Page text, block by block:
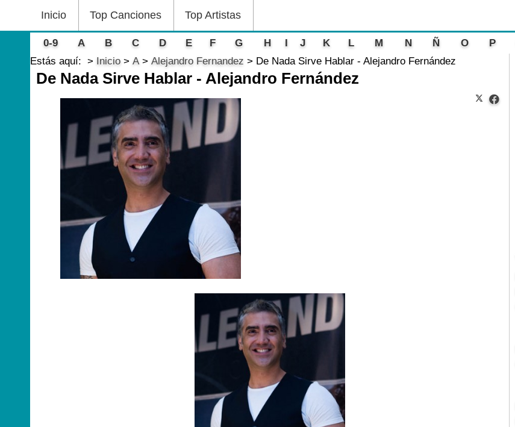
Inicio Top Canciones Top Artistas
0-9 A B C D E F G H I J K L M N Ñ O P
Estás aquí:
Inicio A Alejandro Fernandez De Nada Sirve Hablar - Alejandro Fernández
De Nada Sirve Hablar - Alejandro Fernández